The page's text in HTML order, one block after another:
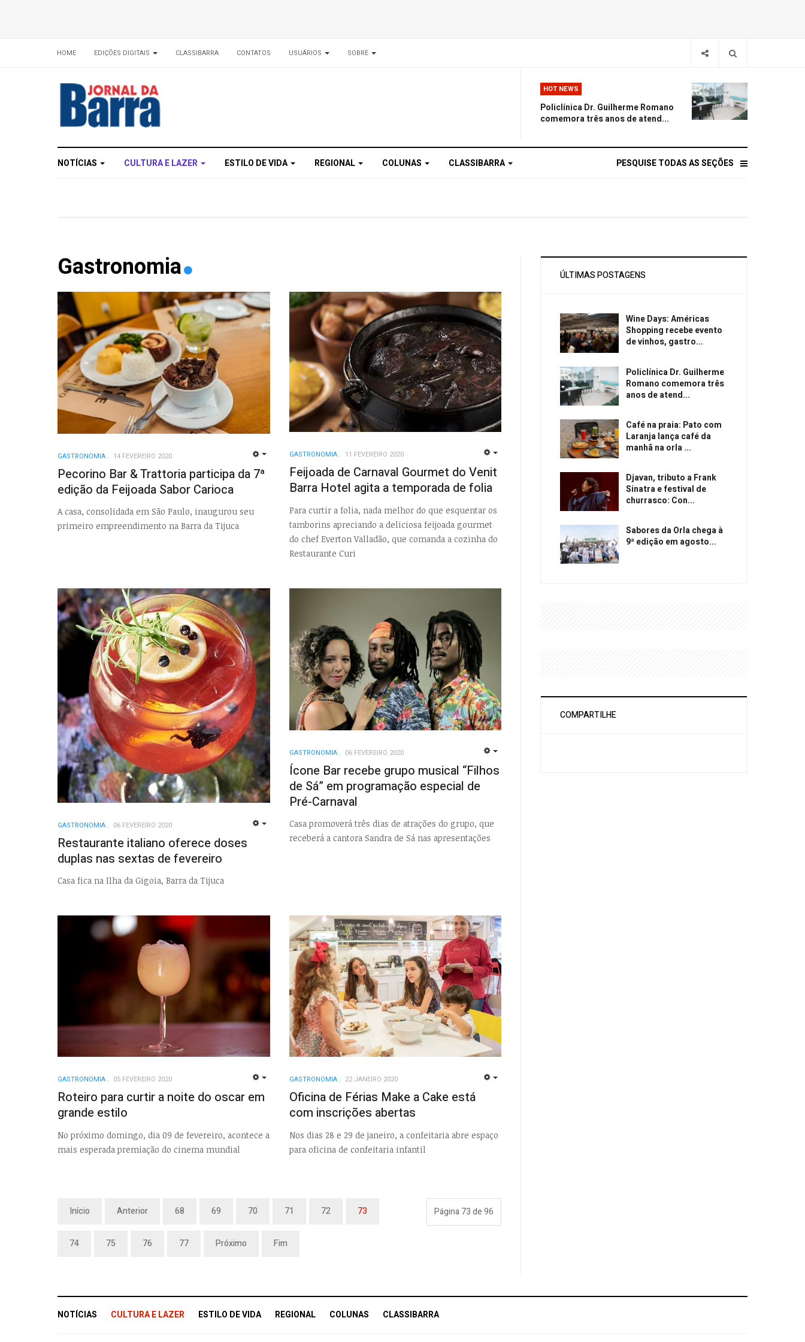
HOME EDIÇÕES DIGITAIS CLASSIBARRA CONTATOS USUÁRIOS SOBRE
HOT NEWS
Policlínica Dr. Guilherme Romano
comemora três anos de atend...
NOTÍCIAS CULTURA E LAZER ESTILO DE VIDA REGIONAL COLUNAS CLASSIBARRA PESQUISE TODAS AS SEÇÕES
Gastronomia
GASTRONOMIA 14 FEVEREIRO 2020
Pecorino Bar & Trattoria participa da 7ª
edição da Feijoada Sabor Carioca
A casa, consolidada em São Paulo, inaugurou seu
primeiro empreendimento na Barra da Tijuca
GASTRONOMIA 11 FEVEREIRO 2020
Feijoada de Carnaval Gourmet do Venit
Barra Hotel agita a temporada de folia
Para curtir a folia, nada melhor do que esquentar os
tamborins apreciando a deliciosa feijoada gourmet
do chef Everton Valladão, que comanda a cozinha do
Restaurante Curi
GASTRONOMIA 06 FEVEREIRO 2020
Restaurante italiano oferece doses
duplas nas sextas de fevereiro
Casa fica na Ilha da Gigoia, Barra da Tijuca
GASTRONOMIA 06 FEVEREIRO 2020
Ícone Bar recebe grupo musical “Filhos
de Sá” em programação especial de
Pré-Carnaval
Casa promoverá três dias de atrações do grupo, que
receberá a cantora Sandra de Sá nas apresentações
GASTRONOMIA 05 FEVEREIRO 2020
Roteiro para curtir a noite do oscar em
grande estilo
No próximo domingo, dia 09 de fevereiro, acontece a
mais esperada premiação do cinema mundial
GASTRONOMIA 22 JANEIRO 2020
Oficina de Férias Make a Cake está
com inscrições abertas
Nos dias 28 e 29 de janeiro, a confeitaria abre espaço
para oficina de confeitaria infantil
Página 73 de 96
Início Anterior 68 69 70 71 72 73
74 75 76 77 Próximo Fim
ÚLTIMAS POSTAGENS
Wine Days: Américas
Shopping recebe evento
de vinhos, gastro...
Policlínica Dr. Guilherme
Romano comemora três
anos de atend...
Café na praia: Pato com
Laranja lança café da
manhã na orla ...
Djavan, tributo a Frank
Sinatra e festival de
churrasco: Con...
Sabores da Orla chega à
9ª edição em agosto...
COMPARTILHE
NOTÍCIAS CULTURA E LAZER ESTILO DE VIDA REGIONAL COLUNAS CLASSIBARRA